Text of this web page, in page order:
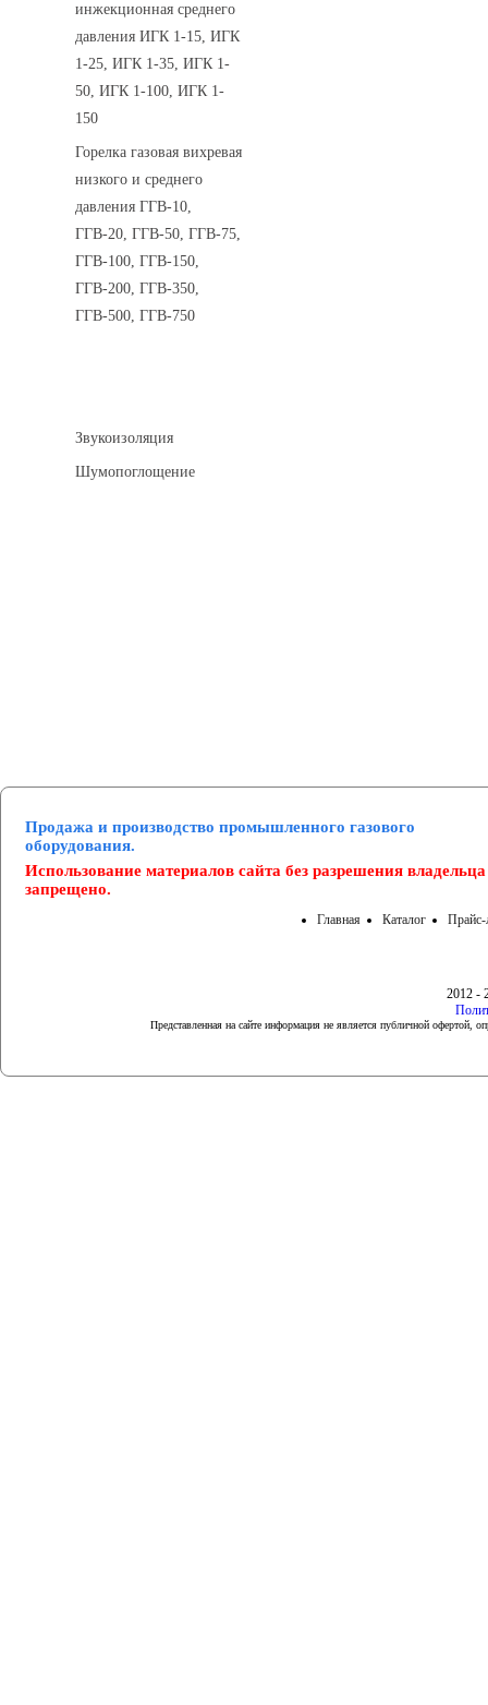
инжекционная среднего
давления ИГК 1-15, ИГК
1-25, ИГК 1-35, ИГК 1-
50, ИГК 1-100, ИГК 1-
150
Горелка газовая вихревая
низкого и среднего
давления ГГВ-10,
ГГВ-20, ГГВ-50, ГГВ-75,
ГГВ-100, ГГВ-150,
ГГВ-200, ГГВ-350,
ГГВ-500, ГГВ-750
Звукоизоляция
Шумопоглощение
Продажа и производство промышленного газового
оборудования.
Использование материалов сайта без разрешения владельца
запрещено.
Главная Каталог Прайс-
2012 -
Представленная на сайте информация не является публичной